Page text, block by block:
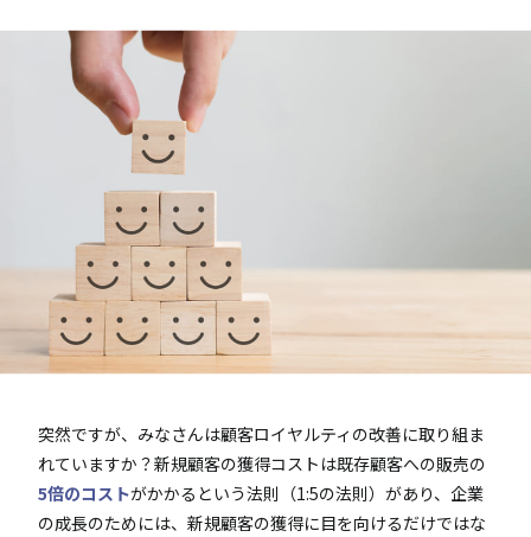
突然ですが、みなさんは顧客ロイヤルティの改善に取り組ま
れていますか？新規顧客の獲得コストは既存顧客への販売の
5倍のコストがかかるという法則（1:5の法則）があり、企業
の成長のためには、新規顧客の獲得に目を向けるだけではな